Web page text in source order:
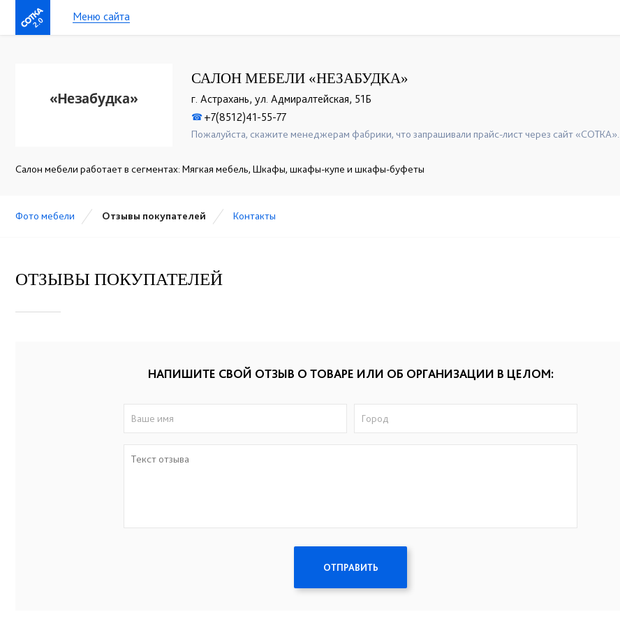
2.0 Меню сайта
САЛОН МЕБЕЛИ «НЕЗАБУДКА»
г. Астрахань, ул. Адмиралтейская, 51Б
☎+7(8512)41-55-77
Пожалуйста, скажите менеджерам фабрики, что запрашивали прайс-лист через сайт «СОТКА».
Салон мебели работает в сегментах: Мягкая мебель, Шкафы, шкафы-купе и шкафы-буфеты
Фото мебели Отзывы покупателей Контакты
ОТЗЫВЫ ПОКУПАТЕЛЕЙ
НАПИШИТЕ СВОЙ ОТЗЫВ О ТОВАРЕ ИЛИ ОБ ОРГАНИЗАЦИИ В ЦЕЛОМ:
ОТПРАВИТЬ